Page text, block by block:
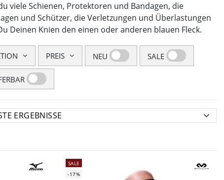
viele Schienen, Protektoren und Bandagen, die
und Schützer, die Verletzungen und Überlastungen
Deinen Knien den einen oder anderen blauen Fleck.
PREIS NEU SALE
SALE
-17%